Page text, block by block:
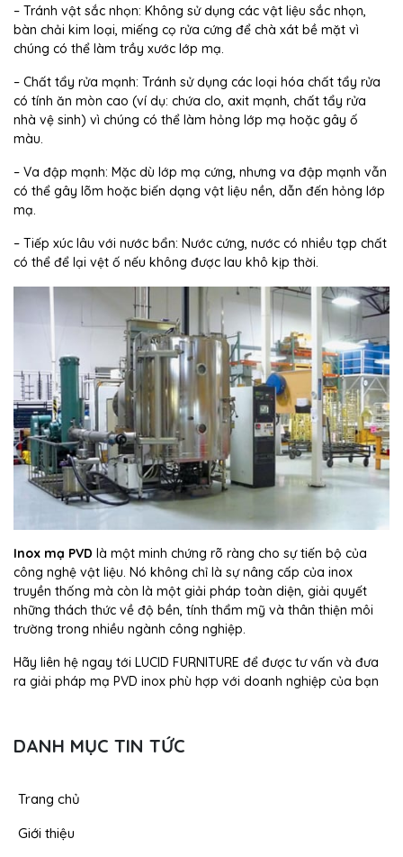
– Tránh vật sắc nhọn: Không sử dụng các vật liệu sắc nhọn,
bàn chải kim loại, miếng cọ rửa cứng để chà xát bề mặt vì
chúng có thể làm trầy xước lớp mạ.
– Chất tẩy rửa mạnh: Tránh sử dụng các loại hóa chất tẩy rửa
có tính ăn mòn cao (ví dụ: chứa clo, axit mạnh, chất tẩy rửa
nhà vệ sinh) vì chúng có thể làm hỏng lớp mạ hoặc gây ố
màu.
– Va đập mạnh: Mặc dù lớp mạ cứng, nhưng va đập mạnh vẫn
có thể gây lõm hoặc biến dạng vật liệu nền, dẫn đến hỏng lớp
mạ.
– Tiếp xúc lâu với nước bẩn: Nước cứng, nước có nhiều tạp chất
có thể để lại vệt ố nếu không được lau khô kịp thời.
Inox mạ PVD là một minh chứng rõ ràng cho sự tiến bộ của
công nghệ vật liệu. Nó không chỉ là sự nâng cấp của inox
truyền thống mà còn là một giải pháp toàn diện, giải quyết
những thách thức về độ bền, tính thẩm mỹ và thân thiện môi
trường trong nhiều ngành công nghiệp.
Hãy liên hệ ngay tới LUCID FURNITURE để được tư vấn và đưa
ra giải pháp mạ PVD inox phù hợp với doanh nghiệp của bạn
DANH MỤC TIN TỨC
Trang chủ
Giới thiệu